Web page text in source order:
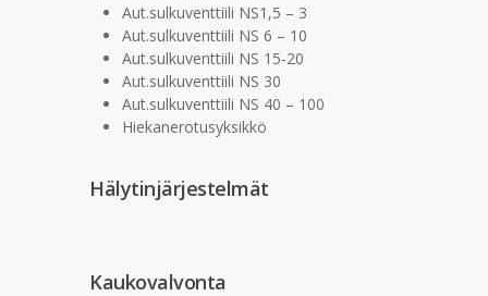
Aut.sulkuventtiili NS1,5 – 3
Aut.sulkuventtiili NS 6 – 10
Aut.sulkuventtiili NS 15-20
Aut.sulkuventtiili NS 30
Aut.sulkuventtiili NS 40 – 100
Hiekanerotusyksikkö
Hälytinjärjestelmät
Kaukovalvonta